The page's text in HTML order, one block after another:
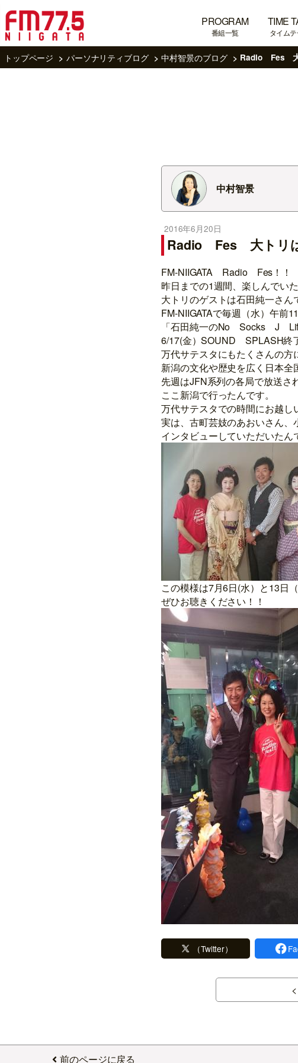
PROGRAM
番組一覧
TIME
タイム
トップページ
パーソナリティブログ 中村智景のブログ Radio Fes 大
中村智景
2016年6月20日
Radio Fes 大トリ
FM-NIIGATA Radio Fes！！
昨日までの1週間、楽しんでい
大トリのゲストは石田純一さん
FM-NIIGATAで毎週（水）午前
「石田純一のNo Socks J
6/17(金）SOUND SPLASH終
万代サテスタにもたくさんの方
新潟の文化や歴史を広く日本全
先週はJFN系列の各局で放送さ
ここ新潟で行ったんです。
万代サテスタでの時間にお越
実は、古町芸妓のあおいさん、
インタビューしていただいたん
この模様は7月6日(水）と13日
ぜひお聴きください！！
（Twitter）
前のページに戻る